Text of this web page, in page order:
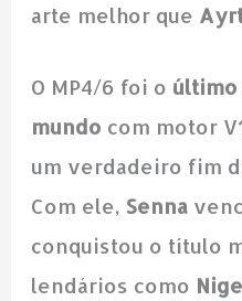
arte melhor que
O MP4/6 foi o último
mundo com motor
um verdadeiro fim
Com ele, Senna
conquistou o título
lendários como